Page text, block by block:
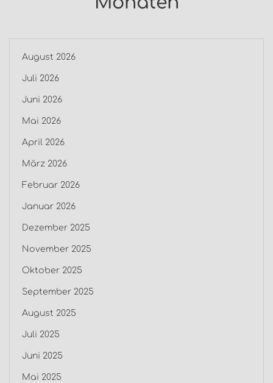
August 2026
Juli 2026
Juni 2026
Mai 2026
April 2026
März 2026
Februar 2026
Januar 2026
Dezember 2025
November 2025
Oktober 2025
September 2025
August 2025
Juli 2025
Juni 2025
Mai 2025